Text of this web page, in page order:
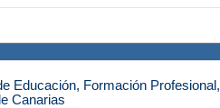
Educación, Formación Profesional,
Canarias